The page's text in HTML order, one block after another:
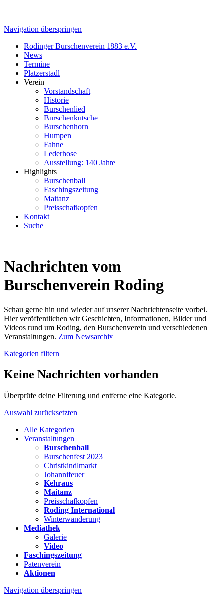
Navigation überspringen
Rodinger Burschenverein 1883 e.V.
News
Termine
Platzerstadl
Verein
Vorstandschaft
Historie
Burschenlied
Burschenkutsche
Burschenhorn
Humpen
Fahne
Lederhose
Ausstellung: 140 Jahre
Highlights
Burschenball
Faschingszeitung
Maitanz
Preisschafkopfen
Kontakt
Suche
Nachrichten vom
Burschenverein Roding
Schau gerne hin und wieder auf unserer Nachrichtenseite vorbei.
Hier veröffentlichen wir Geschichten, Informationen, Bilder und
Videos rund um Roding, den Burschenverein und verschiedenen
Veranstaltungen. Zum Newsarchiv
Kategorien filtern
Keine Nachrichten vorhanden
Überprüfe deine Filterung und entferne eine Kategorie.
Auswahl zurücksetzten
Alle Kategorien
Veranstaltungen
Burschenball
Burschenfest 2023
Christkindlmarkt
Johannifeuer
Kehraus
Maitanz
Preisschafkopfen
Roding International
Winterwanderung
Mediathek
Galerie
Video
Faschingszeitung
Patenverein
Aktionen
Navigation überspringen